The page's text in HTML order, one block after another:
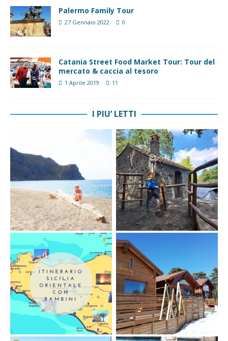
Palermo Family Tour
27 Gennaio 2022 0
Catania Street Food Market Tour: Tour del
mercato & caccia al tesoro
1 Aprile 2019 11
I PIU’ LETTI